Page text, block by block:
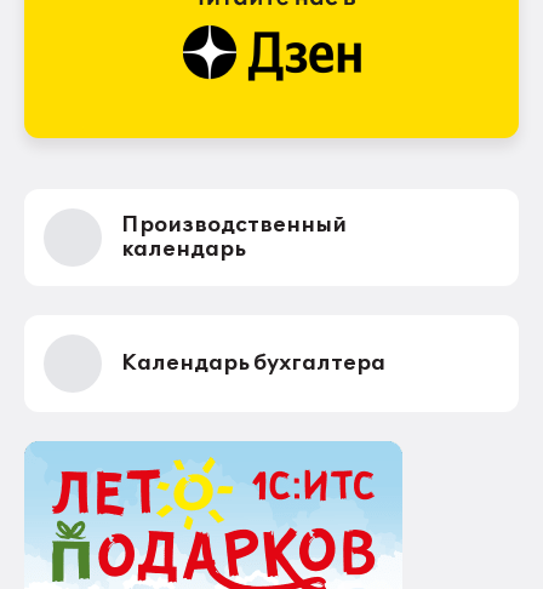
Производственный
календарь
Календарь бухгалтера